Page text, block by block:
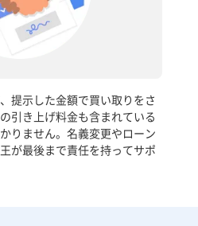
提示した金額で買い取りをさ
引き上げ料金も含まれている
りません。名義変更やローン
が最後まで責任を持ってサポ